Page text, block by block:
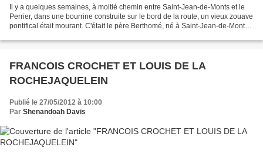
Il y a quelques semaines, à moitié chemin entre Saint-Jean-de-Monts et le
Perrier, dans une bourrine construite sur le bord de la route, un vieux zouave
pontifical était mourant. C'était le père Berthomé, né à Saint-Jean-de-Monts,
FRANCOIS CROCHET ET LOUIS DE LA
ROCHEJAQUELEIN
Publié le 27/05/2012 à 10:00
Par Shenandoah Davis